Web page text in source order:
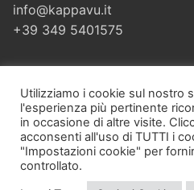
info@kappavu.it
+39 349 5401575
Cerca:
Utilizziamo i cookie sul nostro
l'esperienza più pertinente
in occasione di altre visite.
acconsenti all'uso di TUTTI i
"Impostazioni cookie" per
controllato.